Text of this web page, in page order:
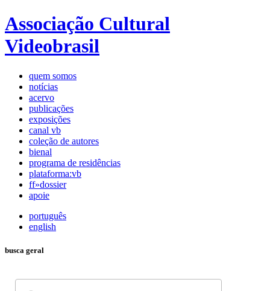
Associação Cultural
Videobrasil
quem somos
notícias
acervo
publicações
exposições
canal vb
coleção de autores
bienal
programa de residências
plataforma:vb
ff»dossier
apoie
português
english
busca geral